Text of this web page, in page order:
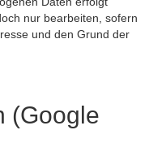
nur bearbeiten, sofern
und den Grund der
(Google